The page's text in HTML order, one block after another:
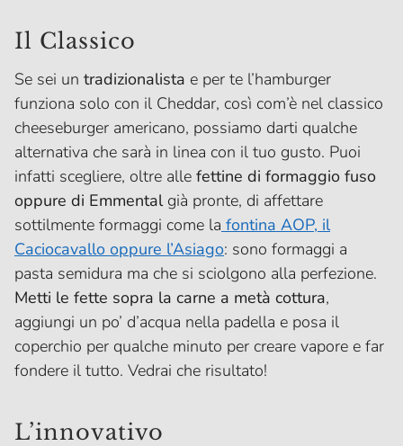
Il Classico
Se sei un tradizionalista e per te l’hamburger
funziona solo con il Cheddar, così com’è nel classico
cheeseburger americano, possiamo darti qualche
alternativa che sarà in linea con il tuo gusto. Puoi
infatti scegliere, oltre alle fettine di formaggio fuso
oppure di Emmentalgià pronte, di affettare
sottilmente formaggi come la fontina AOP, il
Caciocavallo oppure l’Asiago: sono formaggi a
pasta semidura ma che si sciolgono alla perfezione.
Metti le fette sopra la carne a metà cottura,
aggiungi un po’ d’acqua nella padella e posa il
coperchio per qualche minuto per creare vapore e far
fondere il tutto. Vedrai che risultato!
L’innovativo